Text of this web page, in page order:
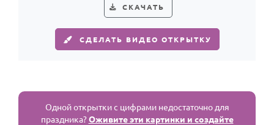
СКАЧАТЬ
СДЕЛАТЬ ВИДЕО ОТКРЫТКУ
Одной открытки с цифрами недостаточно для
праздника?Оживите эти картинки и создайте